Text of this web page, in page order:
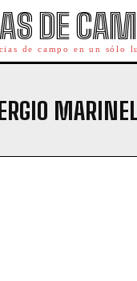
DE
de campo en un sólo